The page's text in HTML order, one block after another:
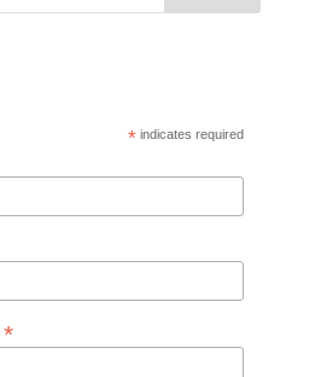
* indicates required
*